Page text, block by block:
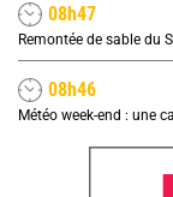
08h47
Remontée de sable du
08h46
Météo week-end : une